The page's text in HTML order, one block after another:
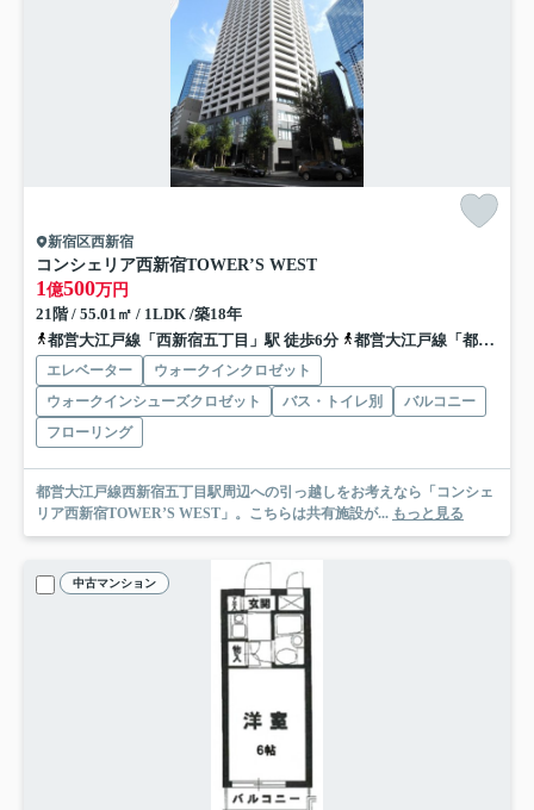
新宿区西新宿
コンシェリア西新宿TOWER’S WEST
1億500万円
21階 / 55.01㎡ / 1LDK /築18年
都営大江戸線「西新宿五丁目」駅 徒歩6分
都営大江戸線「都庁前」駅 徒歩8分
エレベーター
ウォークインクロゼット
ウォークインシューズクロゼット
バス・トイレ別
バルコニー
フローリング
都営大江戸線西新宿五丁目駅周辺への引っ越しをお考えなら「コンシェ
リア西新宿TOWER’S WEST」。こちらは共有施設が... もっと見る
中古マンション